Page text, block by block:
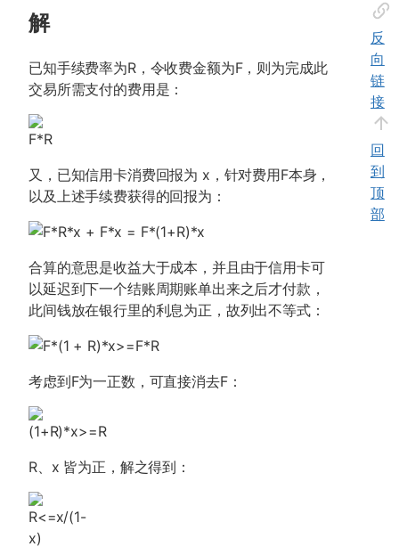
解
已知手续费率为R，令收费金额为F，则为完成此
交易所需支付的费用是：
又，已知信用卡消费回报为 x，针对费用F本身，
以及上述手续费获得的回报为：
合算的意思是收益大于成本，并且由于信用卡可
以延迟到下一个结账周期账单出来之后才付款，
此间钱放在银行里的利息为正，故列出不等式：
考虑到F为一正数，可直接消去F：
R、x 皆为正，解之得到：
反
向
链
接
回
到
顶
部